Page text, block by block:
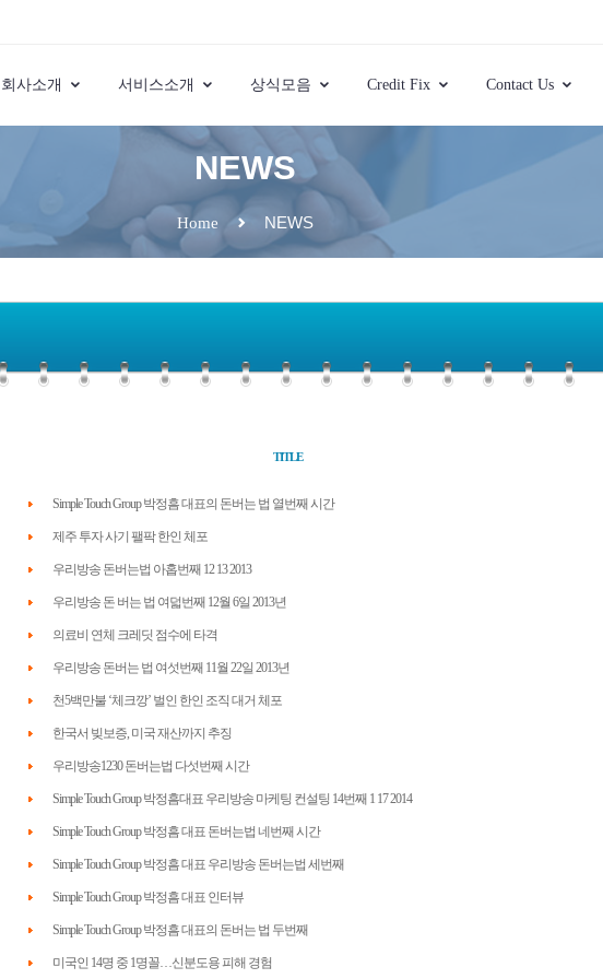
회사소개 서비스소개 상식모음 Credit Fix Contact Us
NEWS
Home NEWS
TITLE
Simple Touch Group 박정흠 대표의 돈버는 법 열번째 시간
제주 투자 사기 팰팍 한인 체포
우리방송 돈버는법 아홉번째 12 13 2013
우리방송 돈 버는 법 여덟번째 12월 6일 2013년
의료비 연체 크레딧 점수에 타격
우리방송 돈버는 법 여섯번째 11월 22일 2013년
천5백만불 ‘체크깡’ 벌인 한인 조직 대거 체포
한국서 빚보증, 미국 재산까지 추징
우리방송1230 돈버는법 다섯번째 시간
Simple Touch Group 박정흠대표 우리방송 마케팅 컨설팅 14번째 1 17 2014
Simple Touch Group 박정흠 대표 돈버는법 네번째 시간
Simple Touch Group 박정흠 대표 우리방송 돈버는법 세번째
Simple Touch Group 박정흠 대표 인터뷰
Simple Touch Group 박정흠 대표의 돈버는 법 두번째
미국인 14명 중 1명꼴…신분도용 피해 경험